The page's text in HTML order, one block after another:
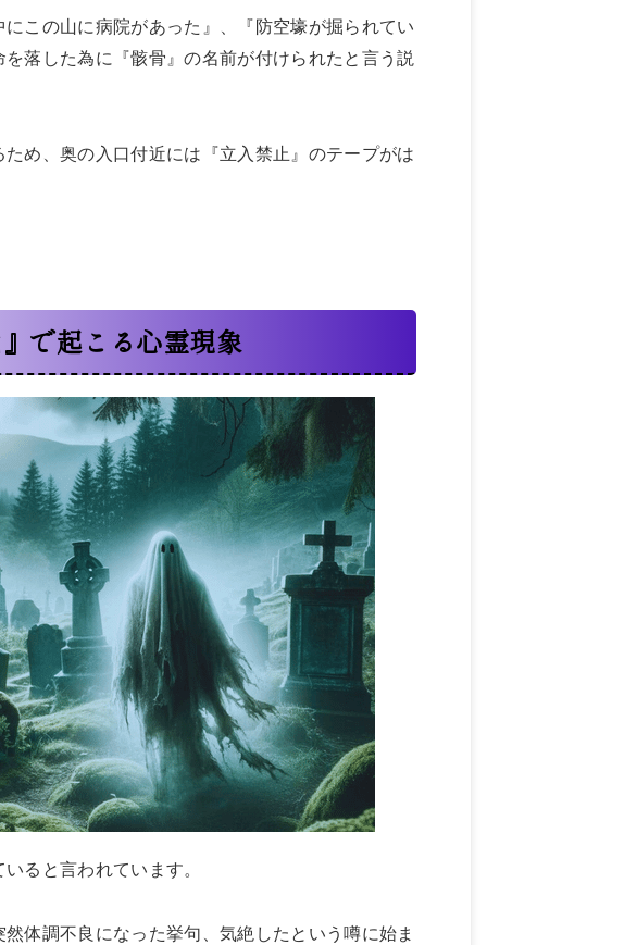
この山に病院があった』、『防空壕が掘られてい
落した為に『骸骨』の名前が付けられたと言う説
め、奥の入口付近には『立入禁止』のテープがは
で起こる心霊現象
ると言われています。
体調不良になった挙句、気絶したという噂に始ま